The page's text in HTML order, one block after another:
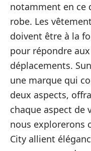
notamment en ce
robe. Les
doivent être à la
pour répondre
déplacements.
une marque qui
deux aspects,
chaque aspect de
nous explorerons
City allient